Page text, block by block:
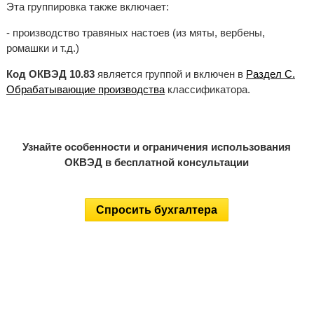
Эта группировка также включает:
- производство травяных настоев (из мяты, вербены,
ромашки и т.д.)
Код ОКВЭД 10.83является группой и включен в Раздел C.
Обрабатывающие производстваклассификатора.
Узнайте особенности и ограничения использования
ОКВЭД в бесплатной консультации
Спросить бухгалтера